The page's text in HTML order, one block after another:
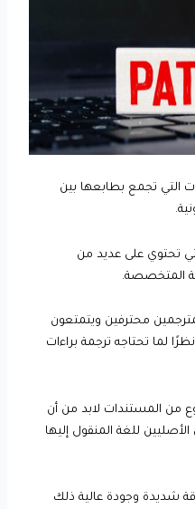
التي تجمع بطابعها بين
تحتوي على عديد من
المتخصصة.
محترفين ويتمتعون
لما تحتاجه ترجمة براءات
من المستندات لابد من أن
للغة المنقول إليها
شديدة وجودة عالية ذلك